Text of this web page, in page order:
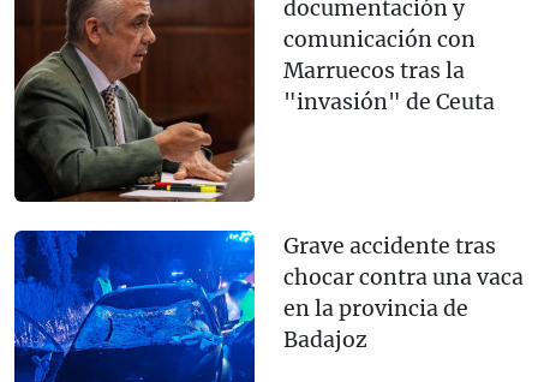
documentación y
comunicación con
Marruecos tras la
"invasión" de Ceuta
Grave accidente tras
chocar contra una vaca
en la provincia de
Badajoz